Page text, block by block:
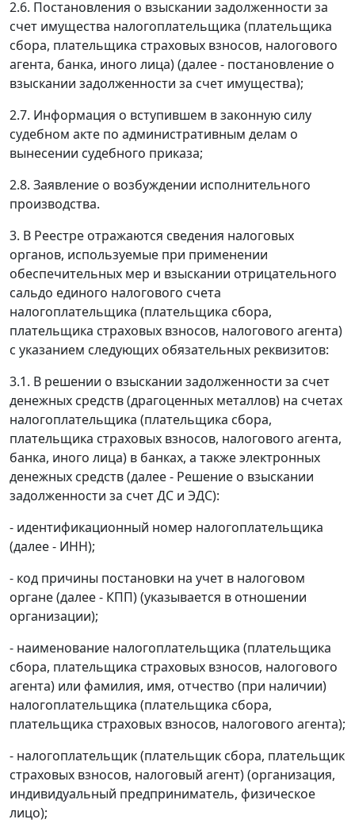
2.6. Постановления о взыскании задолженности за
счет имущества налогоплательщика (плательщика
сбора, плательщика страховых взносов, налогового
агента, банка, иного лица) (далее - постановление о
взыскании задолженности за счет имущества);
2.7. Информация о вступившем в законную силу
судебном акте по административным делам о
вынесении судебного приказа;
2.8. Заявление о возбуждении исполнительного
производства.
3. В Реестре отражаются сведения налоговых
органов, используемые при применении
обеспечительных мер и взыскании отрицательного
сальдо единого налогового счета
налогоплательщика (плательщика сбора,
плательщика страховых взносов, налогового агента)
с указанием следующих обязательных реквизитов:
3.1. В решении о взыскании задолженности за счет
денежных средств (драгоценных металлов) на счетах
налогоплательщика (плательщика сбора,
плательщика страховых взносов, налогового агента,
банка, иного лица) в банках, а также электронных
денежных средств (далее - Решение о взыскании
задолженности за счет ДС и ЭДС):
- идентификационный номер налогоплательщика
(далее - ИНН);
- код причины постановки на учет в налоговом
органе (далее - КПП) (указывается в отношении
организации);
- наименование налогоплательщика (плательщика
сбора, плательщика страховых взносов, налогового
агента) или фамилия, имя, отчество (при наличии)
налогоплательщика (плательщика сбора,
плательщика страховых взносов, налогового агента);
- налогоплательщик (плательщик сбора, плательщик
страховых взносов, налоговый агент) (организация,
индивидуальный предприниматель, физическое
лицо);